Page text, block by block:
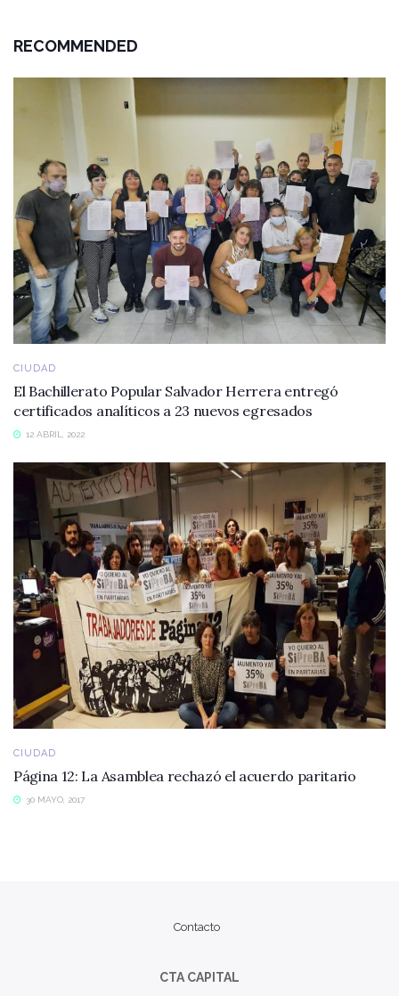
RECOMMENDED
CIUDAD
El Bachillerato Popular Salvador Herrera entregó
certificados analíticos a 23 nuevos egresados
12 ABRIL, 2022
CIUDAD
Página 12: La Asamblea rechazó el acuerdo paritario
30 MAYO, 2017
Contacto
CTA CAPITAL